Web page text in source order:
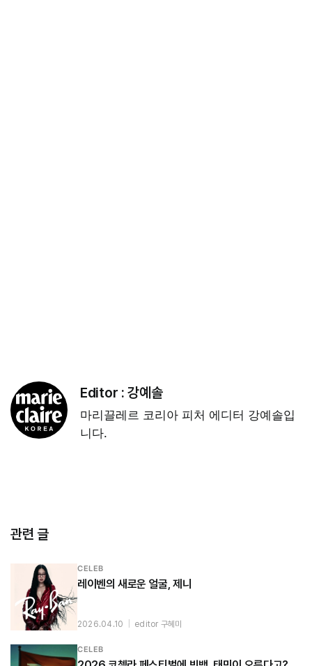
Editor :강예솔
마리끌레르 코리아 피처 에디터 강예솔입
니다.
관련 글
CELEB
레이벤의 새로운 얼굴, 제니
2026.04.10 editor 구혜미
CELEB